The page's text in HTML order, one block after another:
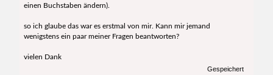
einen Buchstaben ändern).
so ich glaube das war es erstmal von mir. Kann mir jemand
wenigstens ein paar meiner Fragen beantworten?
vielen Dank
Gespeichert